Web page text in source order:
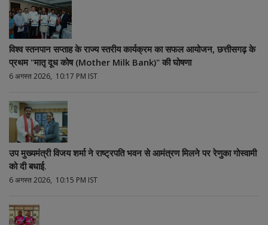
विश्व स्तनपान सप्ताह के राज्य स्तरीय कार्यक्रम का सफल आयोजन, छत्तीसगढ़ के
प्रथम "मातृ दूध कोष (Mother Milk Bank)" की घोषणा
6 अगस्त 2026, 10:17 PM IST
उप मुख्यमंत्री विजय शर्मा ने राष्ट्रपति भवन से आमंत्रण मिलने पर रेणुका गोस्वामी
को दी बधाई.
6 अगस्त 2026, 10:15 PM IST